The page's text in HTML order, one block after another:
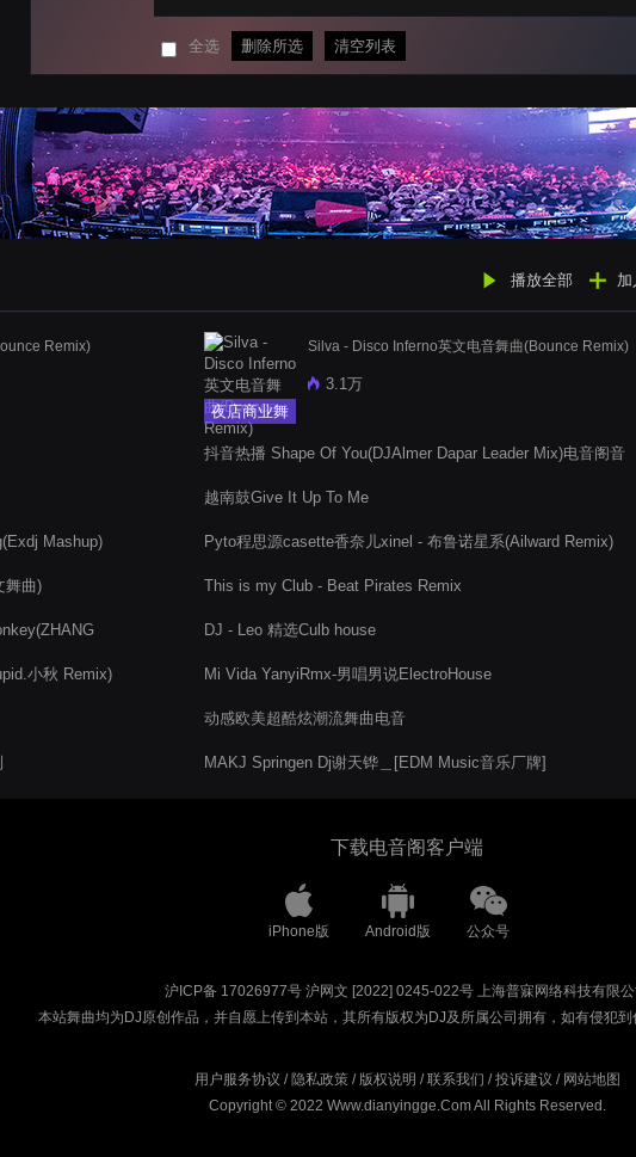
全选 删除所选 清空列表
播放全部
Remix)
Mashup)
舞曲)
小秋 Remix)
夜店商业舞
曲
Silva - Disco Inferno英文电音舞曲(Bounce Remix)
3.1万
抖音热播 Shape Of You(DJAlmer Dapar Leader Mix)电音阁音
越南鼓Give It Up To Me
Pyto程思源casette香奈儿xinel - 布鲁诺星系(Ailward Remix)
This is my Club - Beat Pirates Remix
DJ - Leo 精选Culb house
Mi Vida YanyiRmx-男唱男说ElectroHouse
动感欧美超酷炫潮流舞曲电音
MAKJ Springen Dj谢天铧＿[EDM Music音乐厂牌]
下载电音阁客户端
iPhone版 Android版 公众号
沪ICP备 17026977号 沪网文 [2022] 0245-022号 上海普寐网络科技有限公
本站舞曲均为DJ原创作品，并自愿上传到本站，其所有版权为DJ及所属公司拥有，如有侵犯
用户服务协议 / 隐私政策/ 版权说明 /联系我们 /投诉建议 / 网站地图
Copyright © 2022 Www.dianyingge.Com All Rights Reserved.